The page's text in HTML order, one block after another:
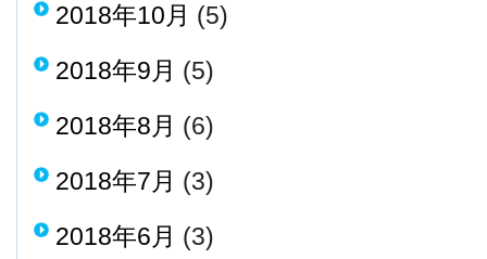
2018年10月 (5)
2018年9月 (5)
2018年8月 (6)
2018年7月 (3)
2018年6月 (3)